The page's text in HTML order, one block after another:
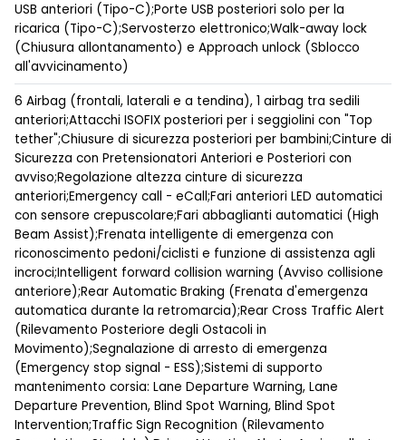
USB anteriori (Tipo-C);Porte USB posteriori solo per la
ricarica (Tipo-C);Servosterzo elettronico;Walk-away lock
(Chiusura allontanamento) e Approach unlock (Sblocco
all'avvicinamento)
6 Airbag (frontali, laterali e a tendina), 1 airbag tra sedili
anteriori;Attacchi ISOFIX posteriori per i seggiolini con "Top
tether";Chiusure di sicurezza posteriori per bambini;Cinture di
Sicurezza con Pretensionatori Anteriori e Posteriori con
avviso;Regolazione altezza cinture di sicurezza
anteriori;Emergency call - eCall;Fari anteriori LED automatici
con sensore crepuscolare;Fari abbaglianti automatici (High
Beam Assist);Frenata intelligente di emergenza con
riconoscimento pedoni/ciclisti e funzione di assistenza agli
incroci;Intelligent forward collision warning (Avviso collisione
anteriore);Rear Automatic Braking (Frenata d'emergenza
automatica durante la retromarcia);Rear Cross Traffic Alert
(Rilevamento Posteriore degli Ostacoli in
Movimento);Segnalazione di arresto di emergenza
(Emergency stop signal - ESS);Sistemi di supporto
mantenimento corsia: Lane Departure Warning, Lane
Departure Prevention, Blind Spot Warning, Blind Spot
Intervention;Traffic Sign Recognition (Rilevamento